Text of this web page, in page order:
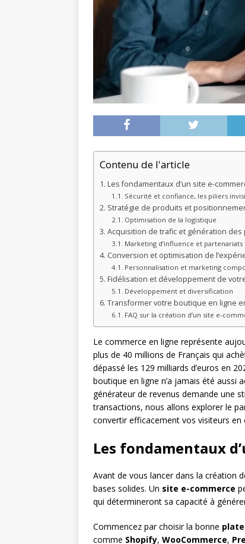
Contenu de l'article
Les fondamentaux d’un site e-
Sécurité et confiance, les piliers
Stratégie de produits et
Optimisation de la logistique
Acquisition de trafic et génération
Marketing d’influence et partenariats
Conversion et optimisation de
Personnalisation et marketing
Fidélisation et développement de
Développement et diversification
Transformer votre boutique en ligne
FAQ sur la création d’un site e-
Le commerce en ligne représente
plus de 40 millions de Français qui
dépassé les 129 milliards d’euros en
boutique en ligne n’a jamais été aussi
générateur de revenus demande une
transactions, nous allons explorer le
convertir efficacement vos visiteurs en
Les fondamentaux
Avant de vous lancer dans la création
bases solides. Un site e-commerce
qui détermineront sa capacité à
Commencez par choisir la bonne
comme Shopify, WooCommerce,